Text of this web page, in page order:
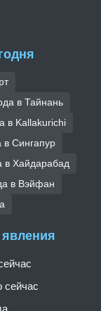
в Тайнань
Kallakurichi
Сингапур
Хайдарабад
в Вэйфан
сейчас